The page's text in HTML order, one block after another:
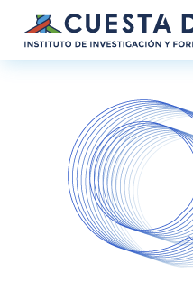
Pasar al contenido principal